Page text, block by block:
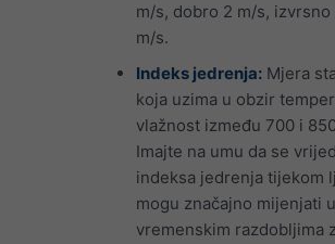
m/s, dobro 2 m/s, izvrsno
m/s.
Indeks jedrenja: Mjera
koja uzima u obzir
vlažnost između 700 i
Imajte na umu da se
indeksa jedrenja tijekom
mogu značajno mijenjati
vremenskim razdobljima